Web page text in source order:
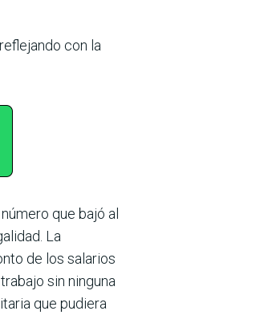
con la
que bajó al
La
de los salarios
sin ninguna
que pudiera